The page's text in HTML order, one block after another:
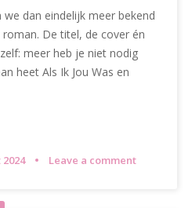
dan eindelijk meer bekend
De titel, de cover én
meer heb je niet nodig
heet Als Ik Jou Was en
Leave a comment